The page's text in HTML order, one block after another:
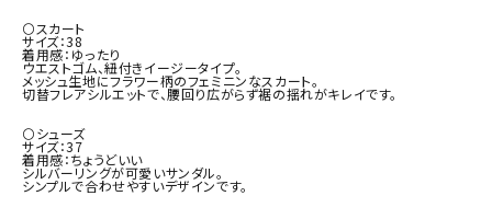
⚪スカート
サイズ：38
着用感：ゆったり
ウエストゴム、紐付きイージータイプ。
メッシュ生地にフラワー柄のフェミニンなスカート。
切替フレアシルエットで、腰回り広がらず裾の揺れがキレイです。
⚪シューズ
サイズ：37
着用感：ちょうどいい
シルバーリングが可愛いサンダル。
シンプルで合わせやすいデザインです。